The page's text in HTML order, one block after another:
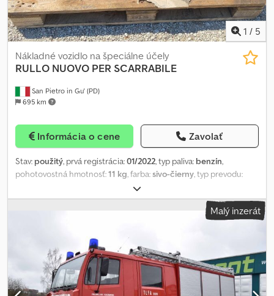
S.E.&O Vzhľadom na množstvo inzerátov a uvádzaných detailov
odporúča Aurora overiť správnosť údajov s predajným
personálom.
1 / 5
San Pietro in Gu' (PD)
695 km
Nákladné vozidlo na špeciálne účely
RULLO NUOVO PER SCARRABILE
Informácia o cene Zavolať
Stav: použitý, prvá registrácia:01/2022, typ paliva: benzín,
pohotovostná hmotnosť:11 kg, farba:sivo-čierny, typ prevodu:
, TITUL: NOVÝ VALEC PRE VÝMENNÉ
NADSTAVBY PRE 3-NÁPRAVOVÉ VOZIDLÁ SO ZÁVITMI NA
UKOTVENIE REF: 22-ATT-22 ROK: 2022 Chedpfxoxzlyvo Af Uea S
aktuálnu cenovú ponuku a podmienky prosíme kontaktujte
obchodné oddelenie. Pre viac informácií: Loris: 3484773001 URL:
#specialistinanadstavby SCARRABILI AURORA Pôsobí v oblasti
predaja a nákupu priemyselných a úžitkových vozidiel, špecializuje
sa predovšetkým na sektor odpadového hospodárstva.
Malý inzerát